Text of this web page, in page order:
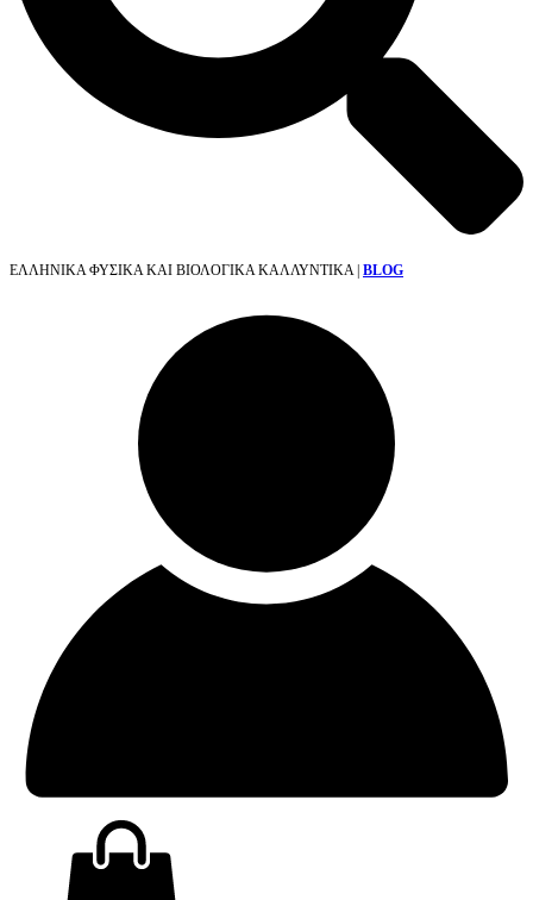
ΕΛΛΗΝΙΚΑ ΦΥΣΙΚΑ ΚΑΙ ΒΙΟΛΟΓΙΚΑ ΚΑΛΛΥΝΤΙΚΑ | BLOG